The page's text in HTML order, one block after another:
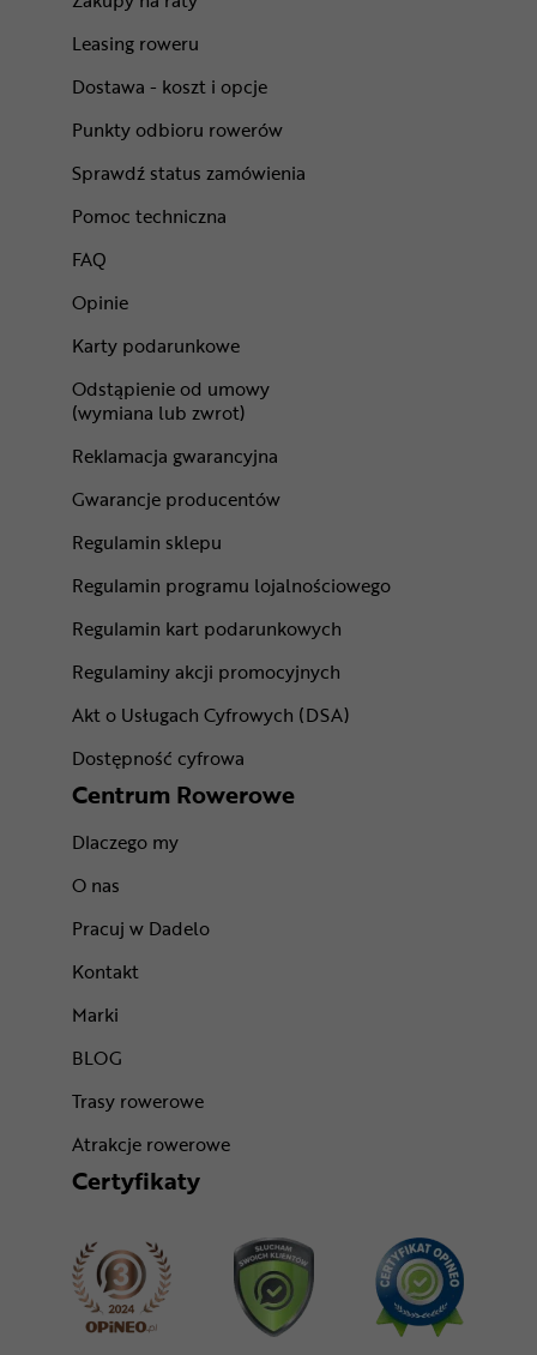
Leasing roweru
Dostawa - koszt i opcje
Punkty odbioru rowerów
Sprawdź status zamówienia
Pomoc techniczna
FAQ
Opinie
Karty podarunkowe
Odstąpienie od umowy
(wymiana lub zwrot)
Reklamacja gwarancyjna
Gwarancje producentów
Regulamin sklepu
Regulamin programu lojalnościowego
Regulamin kart podarunkowych
Regulaminy akcji promocyjnych
Akt o Usługach Cyfrowych (DSA)
Dostępność cyfrowa
Centrum Rowerowe
Dlaczego my
O nas
Pracuj w Dadelo
Kontakt
Marki
BLOG
Trasy rowerowe
Atrakcje rowerowe
Certyfikaty